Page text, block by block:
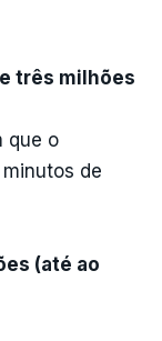
três milhões
que o
de
(até ao